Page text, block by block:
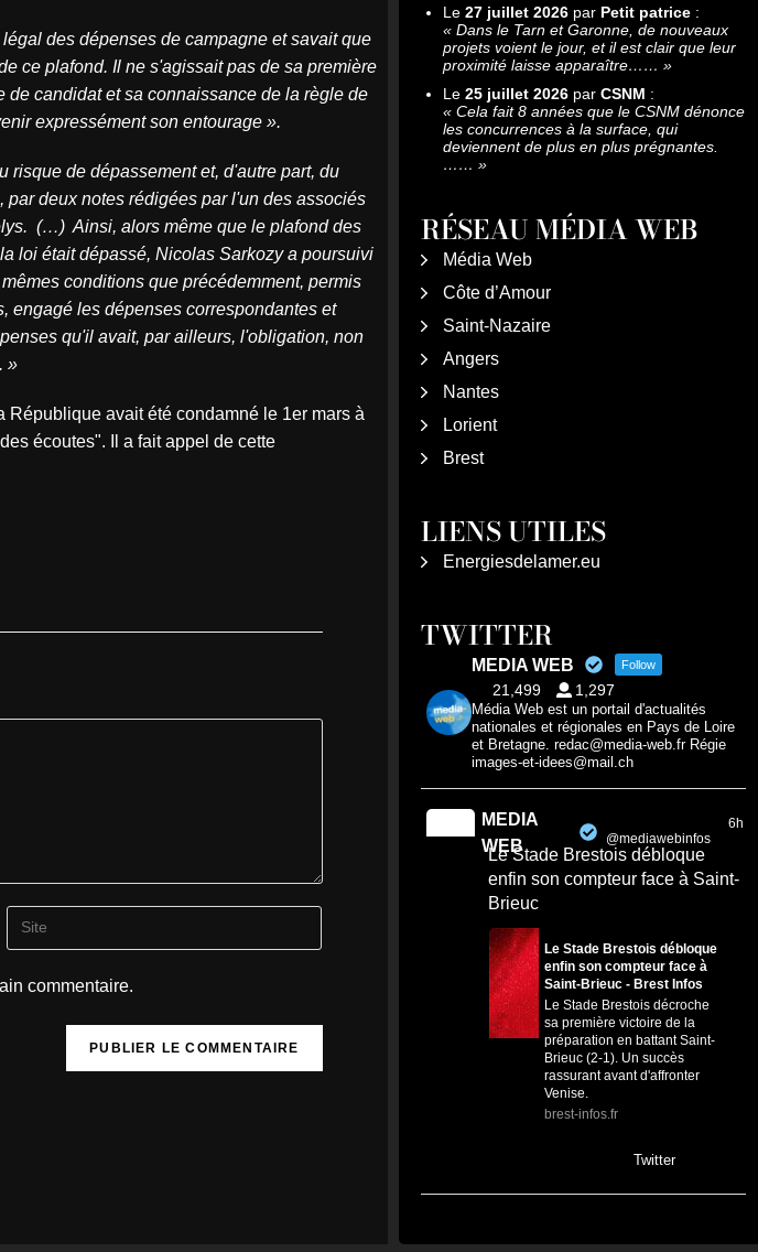
des dépenses de campagne et savait que
ce plafond. Il ne s'agissait pas de sa première
candidat et sa connaissance de la règle de
expressément son entourage ».
risque de dépassement et, d'autre part, du
deux notes rédigées par l'un des associés
(…) Ainsi, alors même que le plafond des
loi était dépassé, Nicolas Sarkozy a poursuivi
conditions que précédemment, permis
engagé les dépenses correspondantes et
qu'il avait, par ailleurs, l'obligation, non
»
avait été condamné le 1er mars à
écoutes". Il a fait appel de cette
commentaire.
Le 27 juillet 2026 par Petit patrice :
« Dans le Tarn et Garonne, de nouveaux
projets voient le jour, et il est clair que leur
proximité laisse apparaître…… »
Le 25 juillet 2026 par CSNM :
« Cela fait 8 années que le CSNM dénonce
les concurrences à la surface, qui
deviennent de plus en plus prégnantes.
…… »
RÉSEAU MÉDIA WEB
Média Web
Côte d’Amour
Saint-Nazaire
Angers
Nantes
Lorient
Brest
LIENS UTILES
Energiesdelamer.eu
TWITTER
MEDIA WEB Follow
21,499 1,297
Média Web est un portail d'actualités
nationales et régionales en Pays de Loire
et Bretagne. redac@media-web.fr Régie
images-et-idees@mail.ch
MEDIA
WEB
@mediawebinfos
6h
Le Stade Brestois débloque
enfin son compteur face à Saint-
Brieuc
Le Stade Brestois débloque
enfin son compteur face à
Saint-Brieuc - Brest Infos
Le Stade Brestois décroche
sa première victoire de la
préparation en battant Saint-
Brieuc (2-1). Un succès
rassurant avant d'affronter
Venise.
brest-infos.fr
Twitter
@mediawebinfos ·